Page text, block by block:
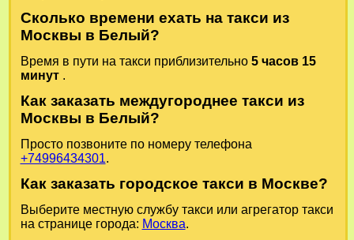
Сколько времени ехать на такси из
Москвы в Белый?
Время в пути на такси приблизительно 5 часов 15
минут .
Как заказать междугороднее такси из
Москвы в Белый?
Просто позвоните по номеру телефона
+74996434301.
Как заказать городское такси в Москве?
Выберите местную службу такси или агрегатор такси
на странице города: Москва.